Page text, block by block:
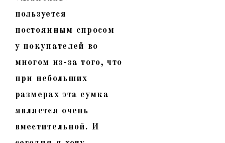
пользуется
постоянным спросом
у покупателей во
многом из-за того, что
при небольших
размерах эта сумка
является очень
вместительной. И